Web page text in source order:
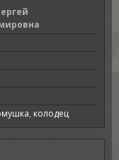
, колодец